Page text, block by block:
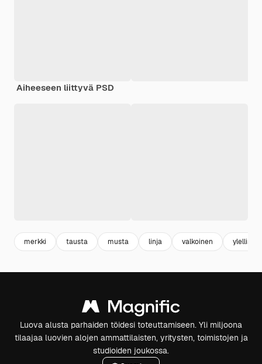
Aiheeseen liittyvä PSD
merkki tausta musta linja valkoinen ylellisyys
Luova alusta parhaiden töidesi toteuttamiseen. Yli miljoona
tilaajaa luovien alojen ammattilaisten, yritysten, toimistojen ja
studioiden joukossa.